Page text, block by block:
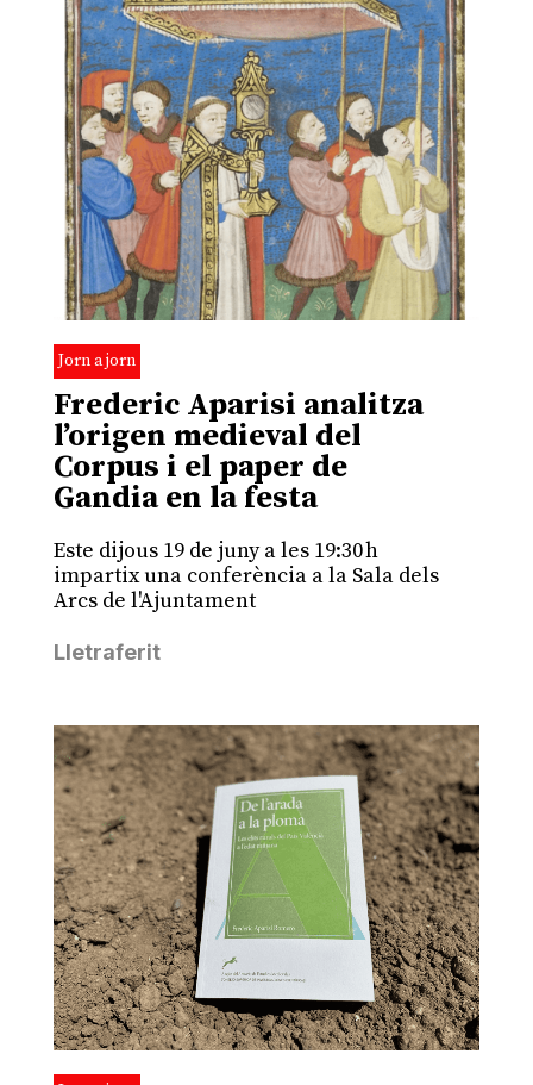
Jorn a jorn
Frederic Aparisi analitza
l’origen medieval del
Corpus i el paper de
Gandia en la festa
Este dijous 19 de juny a les 19:30 h
impartix una conferència a la Sala dels
Arcs de l'Ajuntament
Lletraferit